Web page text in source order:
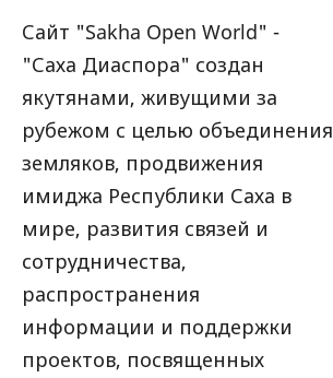
Сайт "Sakha Open World" -
"Саха Диаспора" создан
якутянами, живущими за
рубежом с целью объединения
земляков, продвижения
имиджа Республики Саха в
мире, развития связей и
сотрудничества,
распространения
информации и поддержки
проектов, посвященных